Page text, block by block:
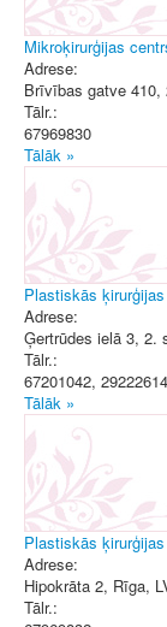
Mikroķirurģijas
Adrese:
Brīvības gatve 410,
Tālr.:
67969830
Tālāk »
Plastiskās
Adrese:
Ģertrūdes ielā 3, 2.
Tālr.:
67201042,
Tālāk »
Plastiskās
Adrese:
Hipokrāta 2, Rīga,
Tālr.: